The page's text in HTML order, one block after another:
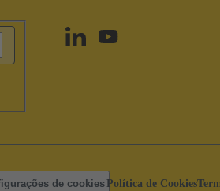
de cookiesPolítica de Cookies